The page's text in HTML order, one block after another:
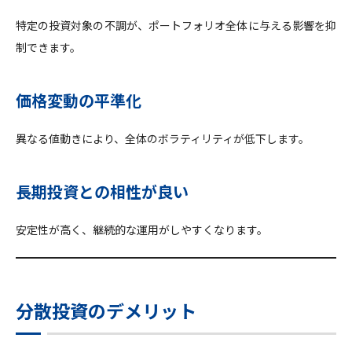
特定の投資対象の不調が、ポートフォリオ全体に与える影響を抑
制できます。
価格変動の平準化
異なる値動きにより、全体のボラティリティが低下します。
長期投資との相性が良い
安定性が高く、継続的な運用がしやすくなります。
分散投資のデメリット